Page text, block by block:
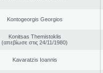
Kontogeorgis Georgios
Konitsas Themistoklis
(απεβίωσε στις 24/11/1980)
Kavaratzis Ioannis